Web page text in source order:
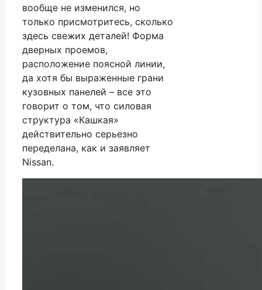
вообще не изменился, но
только присмотритесь, сколько
здесь свежих деталей! Форма
дверных проемов,
расположение поясной линии,
да хотя бы выраженные грани
кузовных панелей – все это
говорит о том, что силовая
структура «Кашкая»
действительно серьезно
переделана, как и заявляет
Nissan.